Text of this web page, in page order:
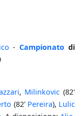
-Campionato di
, Milinkovic (82'
(82' Pereira), Lulic